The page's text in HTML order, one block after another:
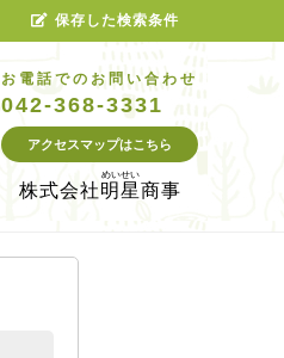
お電話でのお問い合わせ
042-368-3331
アクセスマップはこちら
株式会社明星商事
保存した検索条件